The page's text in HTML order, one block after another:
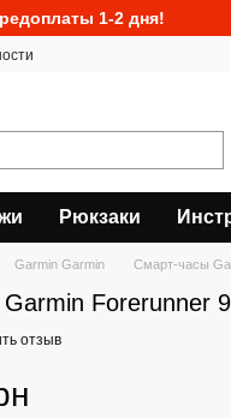
1-2 дня!
Рюкзаки
Garmin Garmin Смарт-часы
Forerunner
отзыв